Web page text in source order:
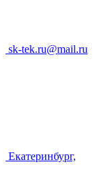
sk-tek.ru@mail.ru
Екатеринбург,